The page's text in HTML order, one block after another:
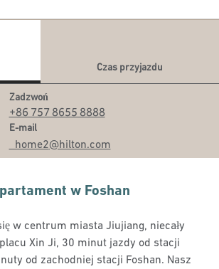
Czas przyjazdu
Zadzwoń
Rozmowa
+86 757 8655 8888
E-mail
E-mailFUOJI
_home2@hilton.com
w Foshan
w centrum miasta Jiujiang, niecały
Xin Ji, 30 minut jazdy od stacji
od zachodniej stacji Foshan. Nasz